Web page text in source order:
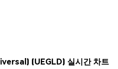
(UEGLD) 실시간 차트